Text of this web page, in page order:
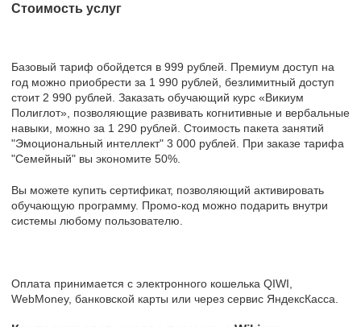
Стоимость услуг
Базовый тариф обойдется в 999 рублей. Премиум доступ на
год можно приобрести за 1 990 рублей, безлимитный доступ
стоит 2 990 рублей. Заказать обучающий курс «Викиум
Полиглот», позволяющие развивать когнитивные и вербальные
навыки, можно за 1 290 рублей. Стоимость пакета занятий
"Эмоциональный интеллект" 3 000 рублей. При заказе тарифа
"Семейный" вы экономите 50%.
Вы можете купить сертификат, позволяющий активировать
обучающую программу. Промо-код можно подарить внутри
системы любому пользователю.
Оплата принимается с электронного кошелька QIWI,
WebMoney, банковской карты или через сервис ЯндексКасса.